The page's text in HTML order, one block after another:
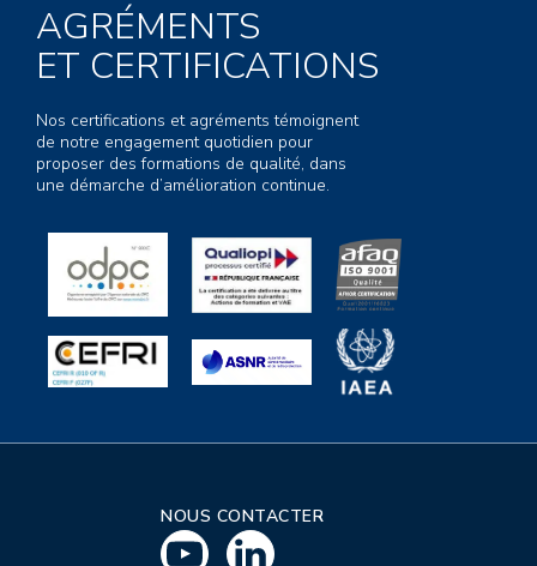
AGRÉMENTS
ET CERTIFICATIONS
Nos certifications et agréments témoignent
de notre engagement quotidien pour
proposer des formations de qualité, dans
une démarche d’amélioration continue.
NOUS CONTACTER